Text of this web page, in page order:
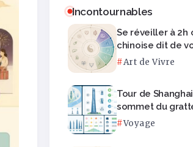
Incontournables
Se réveiller à 2h
chinoise dit de
Art de Vivre
Tour de
sommet du
Voyage